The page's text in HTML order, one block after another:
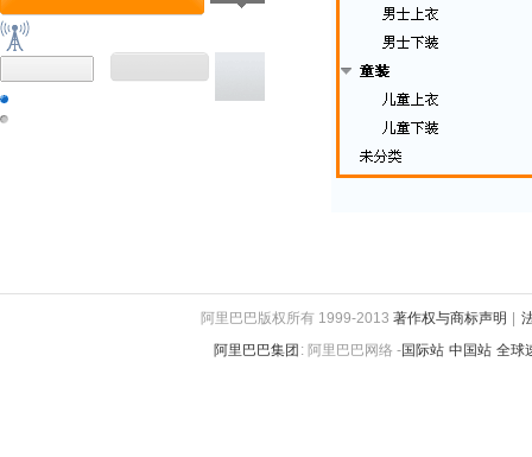
阿里巴巴版权所有 1999-2013 著作权与商标声明
阿里巴巴集团 : 阿里巴巴网络 -国际站 中国站 全球